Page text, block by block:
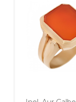
Diamante